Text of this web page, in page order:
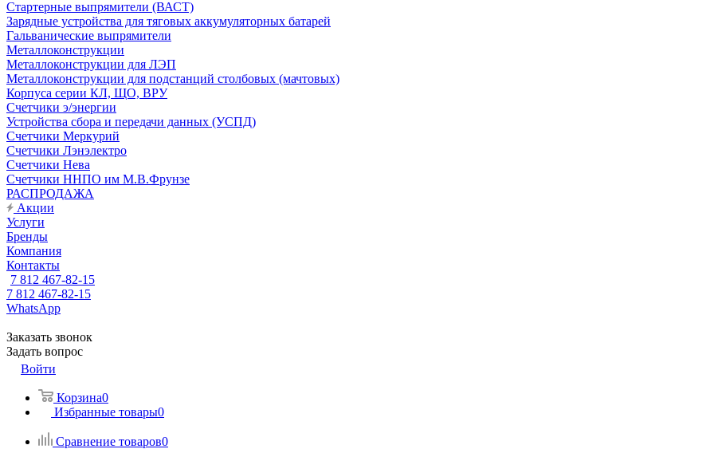
Стартерные выпрямители (ВАСТ)
Зарядные устройства для тяговых аккумуляторных батарей
Гальванические выпрямители
Металлоконструкции
Металлоконструкции для ЛЭП
Металлоконструкции для подстанций столбовых (мачтовых)
Корпуса серии КЛ, ЩО, ВРУ
Счетчики э/энергии
Устройства сбора и передачи данных (УСПД)
Счетчики Меркурий
Счетчики Лэнэлектро
Счетчики Нева
Счетчики ННПО им М.В.Фрунзе
РАСПРОДАЖА
Акции
Услуги
Бренды
Компания
Контакты
7 812 467-82-15
7 812 467-82-15
WhatsApp
Заказать звонок
Задать вопрос
Войти
Корзина0
Избранные товары0
Сравнение товаров0